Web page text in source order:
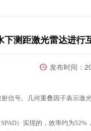
下测距激光雷达进行
发布时间：
信号。几何重叠因子表示激
）实现的，效率约为52%